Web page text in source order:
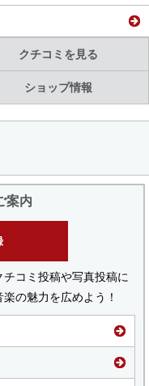
クチコミを見る
ショップ情報
案内
コミ投稿や写真投稿に
の魅力を広めよう！